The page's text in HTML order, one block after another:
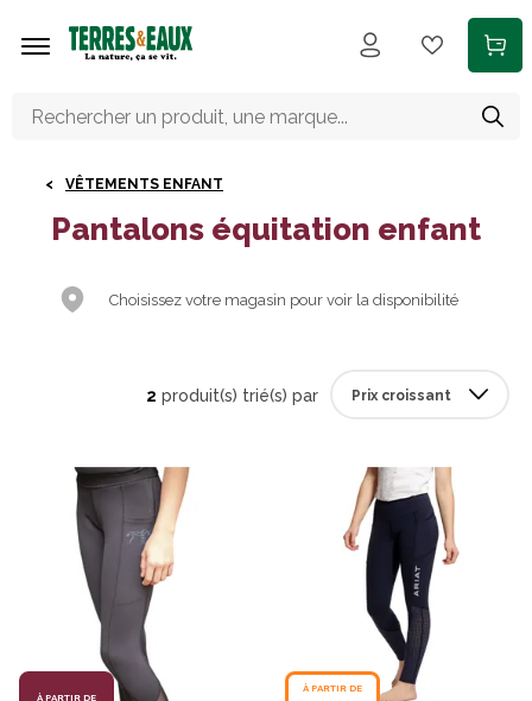
VÊTEMENTS ENFANT
Pantalons équitation enfant
Choisissez votre magasin pour voir la disponibilité
2 produit(s) trié(s) par
À PARTIR DE
À PARTIR DE